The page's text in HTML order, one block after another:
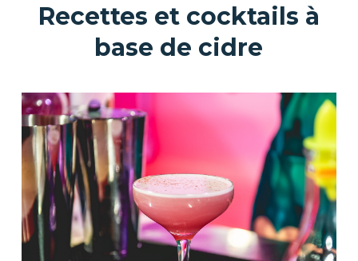
Recettes et cocktails à
base de cidre